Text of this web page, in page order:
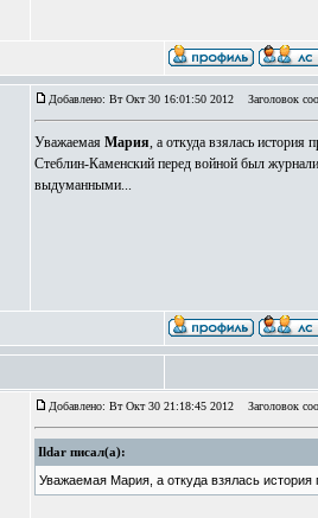
Добавлено: Вт Окт 30 16:01:50 2012 Заголовок
Уважаемая Мария, а откуда взялась история
Стеблин-Каменский перед войной был
выдуманными...
Добавлено: Вт Окт 30 21:18:45 2012 Заголовок
Ildar писал(а):
Уважаемая Мария, а откуда взялась история